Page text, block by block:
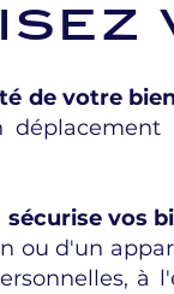
de votre
sécurise vos
ou d'un